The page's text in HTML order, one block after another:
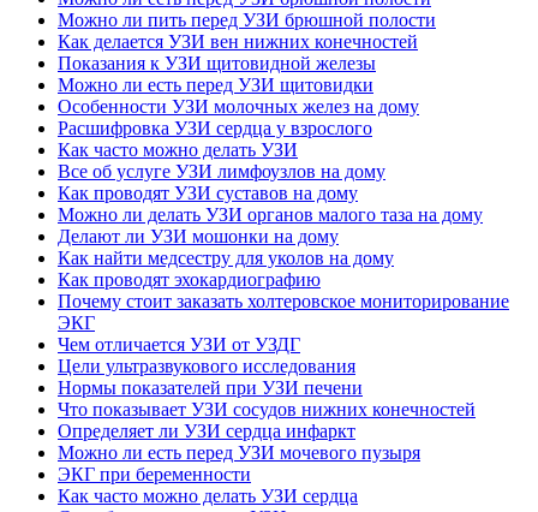
Можно ли пить перед УЗИ брюшной полости
Как делается УЗИ вен нижних конечностей
Показания к УЗИ щитовидной железы
Можно ли есть перед УЗИ щитовидки
Особенности УЗИ молочных желез на дому
Расшифровка УЗИ сердца у взрослого
Как часто можно делать УЗИ
Все об услуге УЗИ лимфоузлов на дому
Как проводят УЗИ суставов на дому
Можно ли делать УЗИ органов малого таза на дому
Делают ли УЗИ мошонки на дому
Как найти медсестру для уколов на дому
Как проводят эхокардиографию
Почему стоит заказать холтеровское мониторирование
ЭКГ
Чем отличается УЗИ от УЗДГ
Цели ультразвукового исследования
Нормы показателей при УЗИ печени
Что показывает УЗИ сосудов нижних конечностей
Определяет ли УЗИ сердца инфаркт
Можно ли есть перед УЗИ мочевого пузыря
ЭКГ при беременности
Как часто можно делать УЗИ сердца